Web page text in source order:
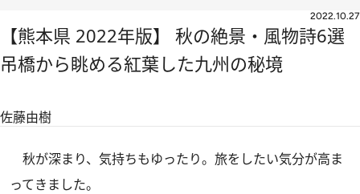
2022.10.27
【熊本県 2022年版】 秋の絶景・風物詩6選
吊橋から眺める紅葉した九州の秘境
佐藤由樹
秋が深まり、気持ちもゆったり。旅をしたい気分が高ま
ってきました。